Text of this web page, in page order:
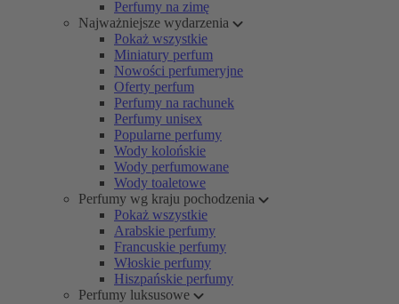
Perfumy na zimę
Najważniejsze wydarzenia
Pokaż wszystkie
Miniatury perfum
Nowości perfumeryjne
Oferty perfum
Perfumy na rachunek
Perfumy unisex
Popularne perfumy
Wody kolońskie
Wody perfumowane
Wody toaletowe
Perfumy wg kraju pochodzenia
Pokaż wszystkie
Arabskie perfumy
Francuskie perfumy
Włoskie perfumy
Hiszpańskie perfumy
Perfumy luksusowe